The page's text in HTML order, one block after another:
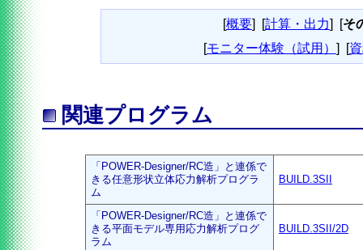
[概要] [計算・出力] [そ
[モニター体験（試用） ] [
関連プログラム
「POWER-Designer/RC造」と連係で
きる任意形状立体応力解析プログラ
ム
BUILD.3SII
「POWER-Designer/RC造」と連係で
きる平面モデル専用応力解析プログ
ラム
BUILD.3SII/2D